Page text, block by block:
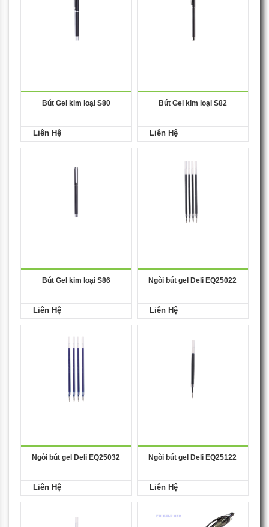
Bút Gel kim loại S80
Liên Hệ
Bút Gel kim loại S82
Liên Hệ
Bút Gel kim loại S86
Liên Hệ
Ngòi bút gel Deli EQ25022
Liên Hệ
Ngòi bút gel Deli EQ25032
Liên Hệ
Ngòi bút gel Deli EQ25122
Liên Hệ